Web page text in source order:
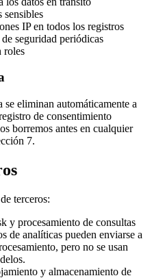
sensibles
IP en todos los registros
seguridad periódicas
roles
eliminan automáticamente a
de consentimiento
borremos antes en cualquier
7.
terceros:
y procesamiento de consultas
de analíticas pueden enviarse a
pero no se usan
y almacenamiento de